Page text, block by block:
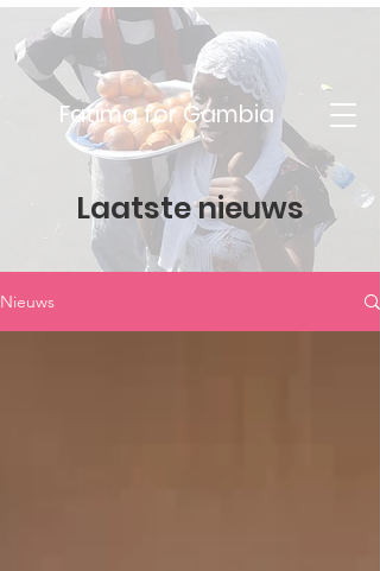
Fatima for Gambia
Laatste nieuws
Nieuws